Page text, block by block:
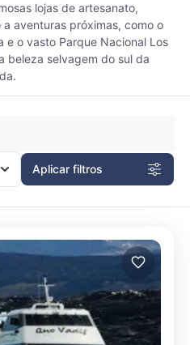
lojas de artesanato,
aventuras próximas, como o
e o vasto Parque Nacional Los
beleza selvagem do sul da
Aplicar filtros